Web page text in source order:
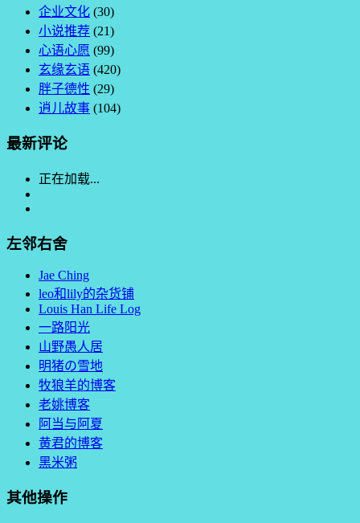
企业文化 (30)
小说推荐 (21)
心语心愿 (99)
玄缘玄语 (420)
胖子德性 (29)
逍儿故事 (104)
最新评论
正在加载...
左邻右舍
Jae Ching
leo和lily的杂货铺
Louis Han Life Log
一路阳光
山野愚人居
明猪の雪地
牧狼羊的博客
老姚博客
阿当与阿夏
黄君的博客
黑米粥
其他操作